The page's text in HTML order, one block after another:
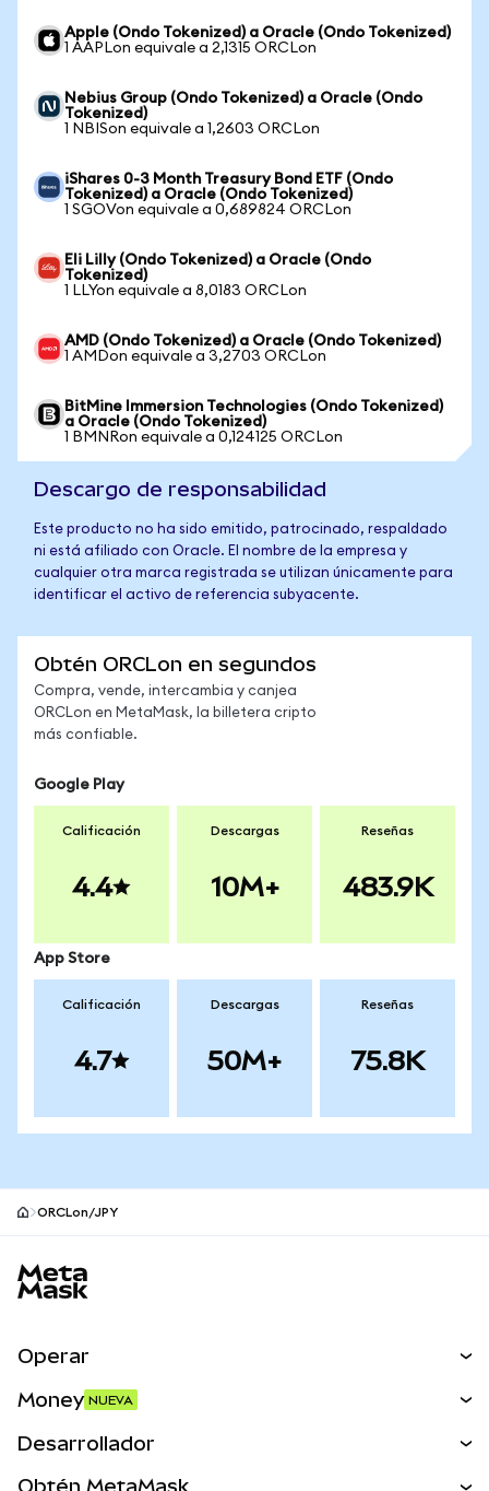
Apple (Ondo Tokenized) a Oracle (Ondo Tokenized)
1 AAPLon equivale a 2,1315 ORCLon
Nebius Group (Ondo Tokenized) a Oracle (Ondo
Tokenized)
1 NBISon equivale a 1,2603 ORCLon
iShares 0-3 Month Treasury Bond ETF (Ondo
Tokenized) a Oracle (Ondo Tokenized)
1 SGOVon equivale a 0,689824 ORCLon
Eli Lilly (Ondo Tokenized) a Oracle (Ondo
Tokenized)
1 LLYon equivale a 8,0183 ORCLon
AMD (Ondo Tokenized) a Oracle (Ondo Tokenized)
1 AMDon equivale a 3,2703 ORCLon
BitMine Immersion Technologies (Ondo Tokenized)
a Oracle (Ondo Tokenized)
1 BMNRon equivale a 0,124125 ORCLon
Descargo de responsabilidad
Este producto no ha sido emitido, patrocinado, respaldado
ni está afiliado con Oracle. El nombre de la empresa y
cualquier otra marca registrada se utilizan únicamente para
identificar el activo de referencia subyacente.
Obtén ORCLon en segundos
Compra, vende, intercambia y canjea
ORCLon en MetaMask, la billetera cripto
más confiable.
Google Play
Calificación
4.4
Descargas
10M+
Reseñas
483.9K
App Store
Calificación
4.7
Descargas
50M+
Reseñas
75.8K
ORCLon/JPY
Operar
Money NUEVA
Desarrollador
Obtén MetaMask